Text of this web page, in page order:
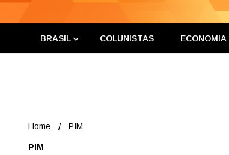
A nova leitura do Brasil
BRASIL COLUNISTAS ECONOMIA
Home PIM
PIM